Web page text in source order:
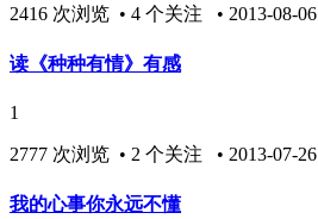
2416 次浏览 • 4 个关注 • 2013-08-06
读《种种有情》有感
1
2777 次浏览 • 2 个关注 • 2013-07-26
我的心事你永远不懂